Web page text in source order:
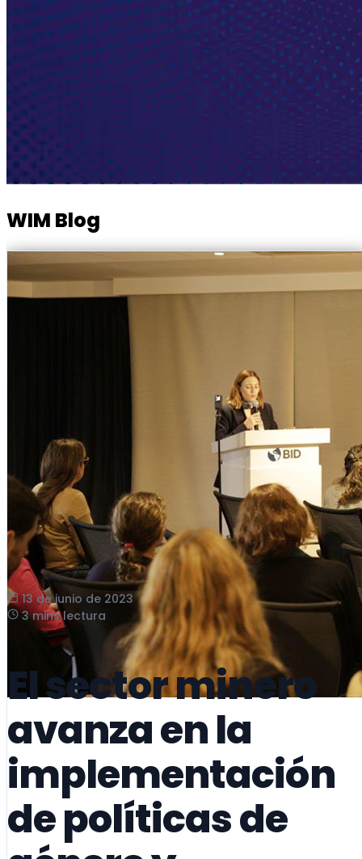
WIM Blog
13 de junio de 2023
3 mins lectura
El sector minero
avanza en la
implementación
de políticas de